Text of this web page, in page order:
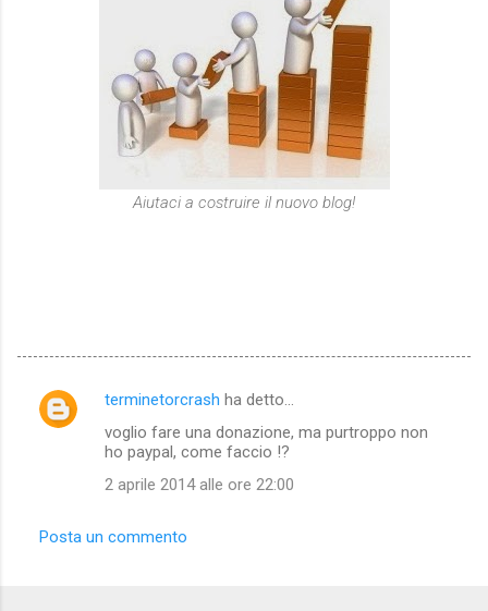
Aiutaci a costruire il nuovo blog!
C
e
terminetorcrash ha detto…
voglio fare una donazione, ma purtroppo non
ho paypal, come faccio !?
2 aprile 2014 alle ore 22:00
Posta un commento